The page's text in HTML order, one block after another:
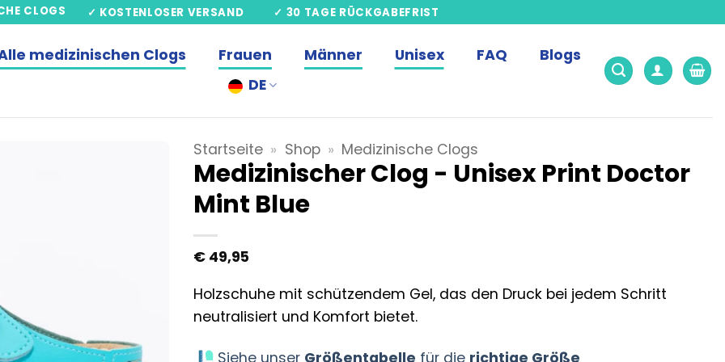
CLOGS ✓ KOSTENLOSER VERSAND ✓ 30 TAGE RÜCKGABEFRIST
medizinischen Clogs Frauen Männer Unisex FAQ
Blogs
DE
Startseite » Shop » Medizinische Clogs
Medizinischer Clog - Unisex Print Doctor
Mint Blue
€ 49,95
Holzschuhe mit schützendem Gel, das den Druck bei jedem Schritt
neutralisiert und Komfort bietet.
Siehe unser Größentabelle für die richtige Größe